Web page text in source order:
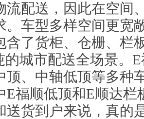
流配送，因此在空间
。车型多样空间更宽
含了货柜、仓栅、栏
的城市配送全场景。
顶、中轴低顶等多种
E福顺低顶和E顺达栏
送货到户来说，真的